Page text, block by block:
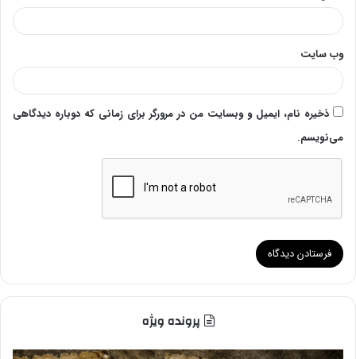
وب‌ سایت
ذخیره نام، ایمیل و وبسایت من در مرورگر برای زمانی که دوباره دیدگاهی
می‌نویسم.
پرونده ویژه